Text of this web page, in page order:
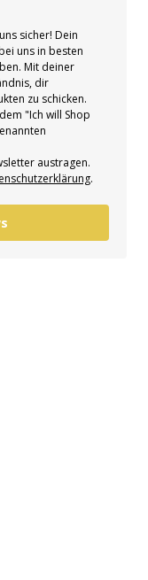
sicher! Dein
uns in besten
Mit deiner
dir
zu schicken.
"Ich will Shop
austragen.
.